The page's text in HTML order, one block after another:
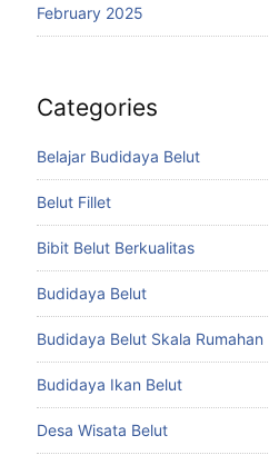
February 2025
Categories
Belajar Budidaya Belut
Belut Fillet
Bibit Belut Berkualitas
Budidaya Belut
Budidaya Belut Skala Rumahan
Budidaya Ikan Belut
Desa Wisata Belut